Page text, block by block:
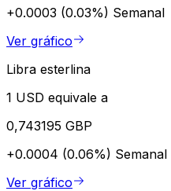
+0.0003 (0.03%) Semanal
Ver gráfico
Libra esterlina
1 USD equivale a
0,743195 GBP
+0.0004 (0.06%) Semanal
Ver gráfico